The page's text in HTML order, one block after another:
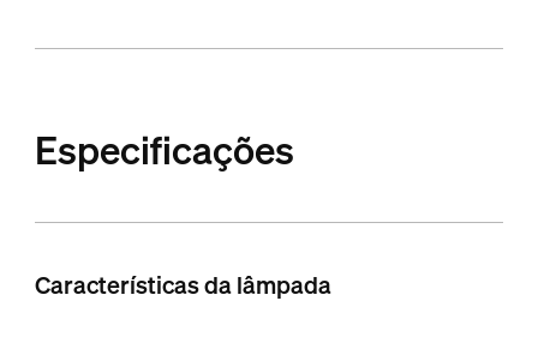
Especificações
Características da lâmpada